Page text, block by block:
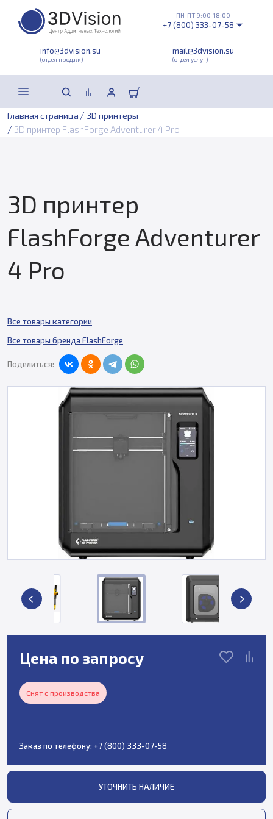
info@3dvision.su
(отдел продаж)
mail@3dvision.su
(отдел услуг)
ПН-ПТ 9:00-18:00
+7 (800) 333-07-58
Главная страница / 3D принтеры
/ 3D принтер FlashForge Adventurer 4 Pro
3D принтер
FlashForge Adventurer
4 Pro
Все товары категории
Все товары бренда FlashForge
Поделиться:
Цена по запросу
Снят с производства
Заказ по телефону: +7 (800) 333-07-58
УТОЧНИТЬ НАЛИЧИЕ